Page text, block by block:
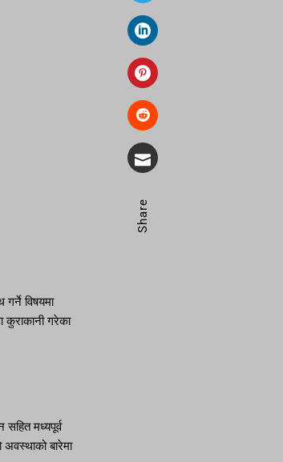
Share
विषयमा
कुराकानी गरेका
सहित मध्यपूर्व
बारेमा